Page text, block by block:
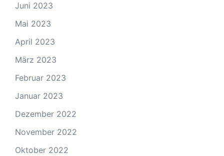
Juni 2023
Mai 2023
April 2023
März 2023
Februar 2023
Januar 2023
Dezember 2022
November 2022
Oktober 2022